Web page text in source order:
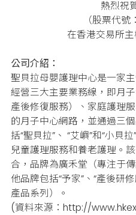
熱烈祝
（股票代號
在香港交易所
公司介紹：
聖貝拉母嬰護理中心是一家
經營三大主要業務線，即月
產後修復服務）、家庭護理
的月子中心網路，並通過三
括“聖貝拉”、 “艾嶼”和“小貝
兒童護理服務和養老護理。
合，品牌為廣禾堂（專注于
他品牌包括“予家”、“產後研
產品系列）。
(資料來源：http://